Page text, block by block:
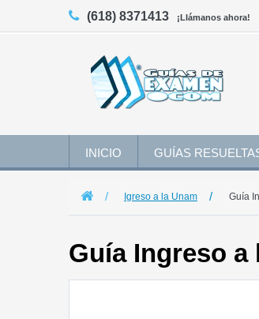
(618) 8371413 ¡Llámanos ahora!
INICIO GUÍAS
Igreso a la Unam Guía
Guía Ingreso